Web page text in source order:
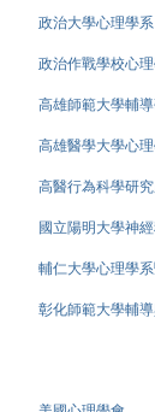
政治大學心理學系
政治作戰學校心
高雄師範大學輔
高雄醫學大學心
高醫行為科學研
國立陽明大學神
輔仁大學心理學
彰化師範大學輔